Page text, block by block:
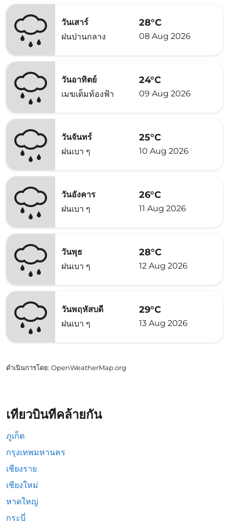
วันเสาร์
ฝนปานกลาง
28°C
08 Aug 2026
วันอาทิตย์
เมฆเต็มท้องฟ้า
24°C
09 Aug 2026
วันจันทร์
ฝนเบา ๆ
25°C
10 Aug 2026
วันอังคาร
ฝนเบา ๆ
26°C
11 Aug 2026
วันพุธ
ฝนเบา ๆ
28°C
12 Aug 2026
วันพฤหัสบดี
ฝนเบา ๆ
29°C
13 Aug 2026
ดำเนินการโดย: OpenWeatherMap.org
เที่ยวบินที่คล้ายกัน
ภูเก็ต
กรุงเทพมหานคร
เชียงราย
เชียงใหม่
หาดใหญ่
กระบี่